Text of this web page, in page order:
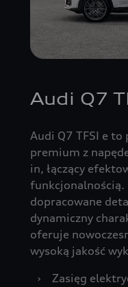
Audi Q7
Audi Q7 TFSI e to
premium z
in, łączący
funkcjonalnością.
dopracowane
dynamiczny
oferuje
wysoką jakość
›
Zasięg